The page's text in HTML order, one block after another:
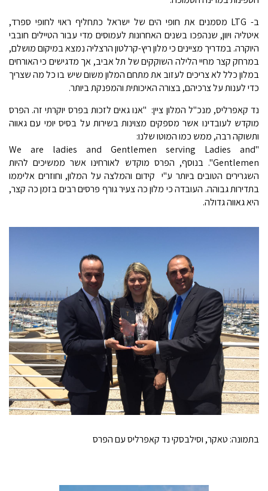
ב- LTG מסמנים את חופי הים של ישראל כתחליף ראוי לחופי ספרד,
איטליה ויוון, שנהפכו בשנים האחרונות לעמוסים מדי עבור הטיילים חובבי
היוקרה. במדריך מציינים כי מלון ריץ-קרלטון הרצליה נמצא במיקום מושלם,
במרחק קצר מחיי הלילה השוקקים של תל אביב, אך מדגישים כי האורחים
במלון כלל לא צריכים לעזוב את מתחם המלון משום שיש בו כל מה שצריך
כדי לענות על צרכיהם, בצורה האיכותית והמפנקת ביותר.
נד קאפרליס, מנכ"ל המלון ציין: "אנו גאים לזכות בפרס יוקרתי זה. הפרס
מוקדש לעובדינו אשר מספקים מצוינות בשירות על בסיס יומי עם גאווה
ותשוקה רבה, ממש כמו המוטו שלנו:
"We are ladies and Gentlemen serving Ladies and
Gentlemen". בנוסף, הפרס מוקדש לאורחינו אשר ממשיכים להיות
השגרירים הטובים ביותר ע"י קידום והמלצה על המלון, וחוזרים אליממו
בתדירות גבוהה. העובדה כי מלון כה צעיר גורף פרסים רבים בזמן כה קצר,
היא גאווה גדולה.
בתמונה: טאקר, וסילבסקי נד קאפרליס עם הפרס